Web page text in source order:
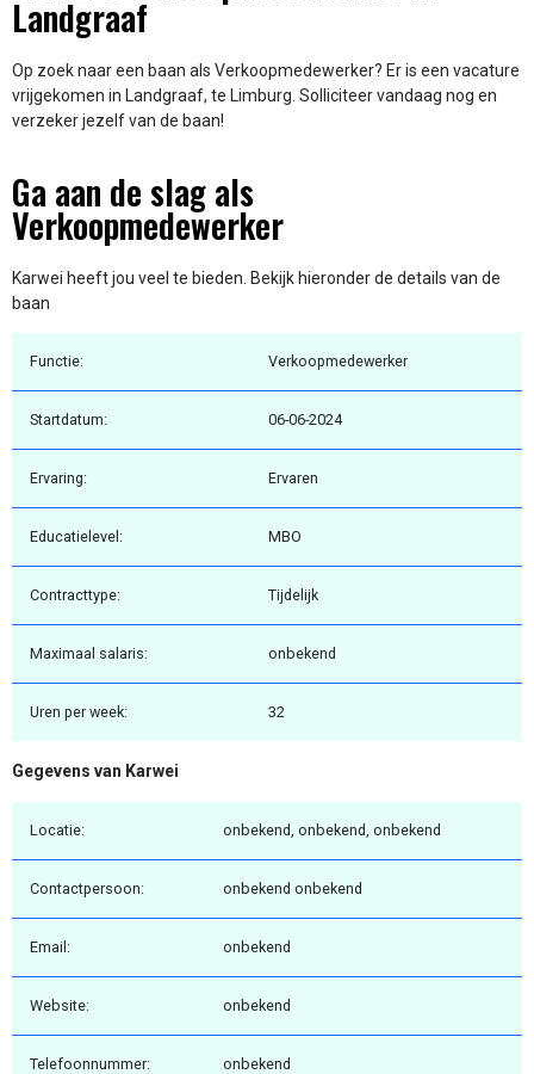
Landgraaf
Op zoek naar een baan als Verkoopmedewerker? Er is een vacature
vrijgekomen in Landgraaf, te Limburg. Solliciteer vandaag nog en
verzeker jezelf van de baan!
Ga aan de slag als
Verkoopmedewerker
Karwei heeft jou veel te bieden. Bekijk hieronder de details van de
baan
Functie: Verkoopmedewerker
Startdatum: 06-06-2024
Ervaring: Ervaren
Educatielevel: MBO
Contracttype: Tijdelijk
Maximaal salaris: onbekend
Uren per week: 32
Gegevens van Karwei
Locatie: onbekend, onbekend, onbekend
Contactpersoon: onbekend onbekend
Email: onbekend
Website: onbekend
Telefoonnummer: onbekend